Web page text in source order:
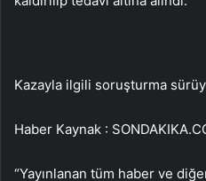
Kazayla ilgili soruşturma
Haber Kaynak :
“Yayınlanan tüm haber ve